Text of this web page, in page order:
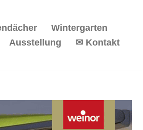
Wintergarten
Ausstellung ✉ Kontakt